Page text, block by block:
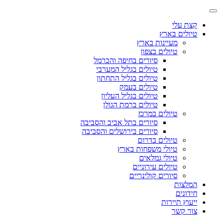
קצת עלי
טיולים בארץ
מעיינות בארץ
טיולים בצפון
סיורים בחיפה והכרמל
טיולים בגליל המערבי
טיולים בגליל התחתון
טיולים בעמק
טיולים בגליל העליון
טיולים ברמת הגולן
טיולים במרכז
סיורים בתל אביב והסביבה
סיורים בירושלים והסביבה
טיולים בדרום
טיולי משפחות בארץ
טיולי גמלאים
טיולים עירוניים
סיורים קולינריים
המלצות
חידונים
ייעוץ תיירות
צור קשר